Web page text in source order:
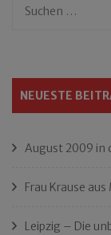
Suchen
NEUESTE
August 2009 in
Frau Krause
Leipzig – Die